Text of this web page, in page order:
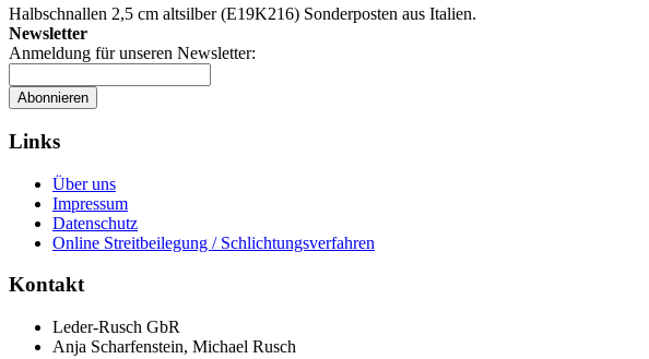
Halbschnallen 2,5 cm altsilber (E19K216) Sonderposten aus Italien.
Newsletter
Anmeldung für unseren Newsletter:
Abonnieren
Links
Über uns
Impressum
Datenschutz
Online Streitbeilegung / Schlichtungsverfahren
Kontakt
Leder-Rusch GbR
Anja Scharfenstein, Michael Rusch